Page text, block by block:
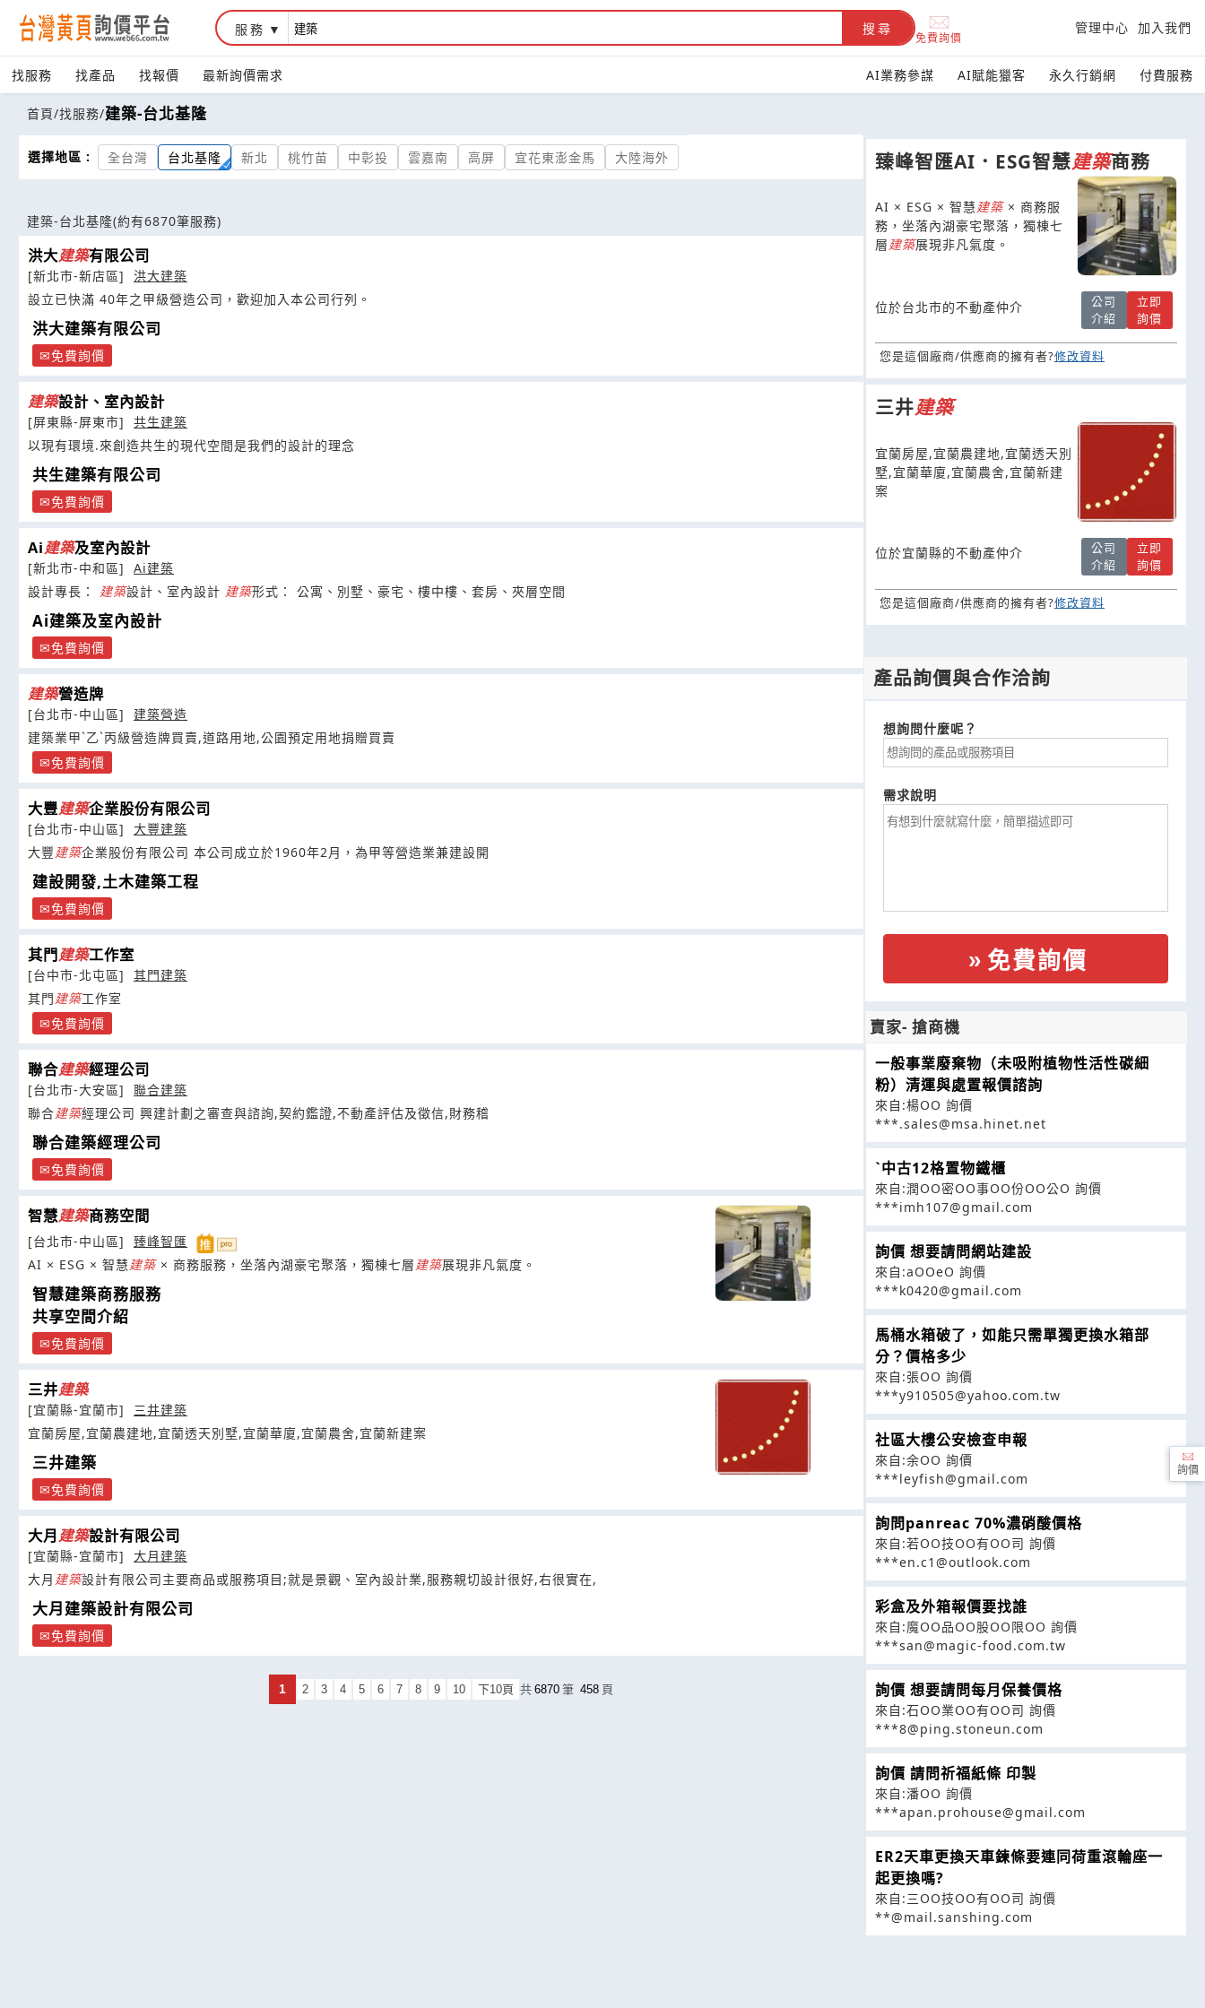
服務 搜尋
免費詢價
管理中心 加入我們
找服務 找產品 找報價 最新詢價需求 AI業務參謀 AI賦能獵客 永久行銷網 付費服務
首頁/找服務/建築-台北基隆
選擇地區 : 全台灣 台北基隆 新北 桃竹苗 中彰投 雲嘉南 高屏 宜花東澎金馬 大陸海外
建築-台北基隆(約有6870筆服務)
洪大建築有限公司
[新北市-新店區]
洪大建築
設立已快滿 40年之甲級營造公司，歡迎加入本公司行列。
洪大建築有限公司
免費詢價
建築設計、室內設計
[屏東縣-屏東市]
共生建築
以現有環境.來創造共生的現代空間是我們的設計的理念
共生建築有限公司
免費詢價
Ai建築及室內設計
[新北市-中和區]
Ai建築
設計專長： 建築設計、室內設計 建築形式： 公寓、別墅、豪宅、樓中樓、套房、夾層空間
Ai建築及室內設計
免費詢價
建築營造牌
[台北市-中山區]
建築營造
建築業甲ˋ乙ˋ丙級營造牌買賣,道路用地,公園預定用地捐贈買賣
免費詢價
大豐建築企業股份有限公司
[台北市-中山區]
大豐建築
大豐建築 企業股份有限公司 本公司成立於1960年2月，為甲等營造業兼建設開
建設開發,土木建築工程
免費詢價
其門建築工作室
[台中市-北屯區]
其門建築
其門建築工作室
免費詢價
聯合建築經理公司
[台北市-大安區]
聯合建築
聯合建築 經理公司 興建計劃之審查與諮詢,契約鑑證,不動產評估及徵信,財務稽
聯合建築經理公司
免費詢價
智慧建築商務空間
[台北市-中山區]
臻峰智匯
AI × ESG × 智慧建築× 商務服務，坐落內湖豪宅聚落，獨棟七層建築展現非凡氣度。
智慧建築商務服務
共享空間介紹
免費詢價
三井建築
[宜蘭縣-宜蘭市]
三井建築
宜蘭房屋,宜蘭農建地,宜蘭透天別墅,宜蘭華廈,宜蘭農舍,宜蘭新建案
三井建築
免費詢價
大月建築設計有限公司
[宜蘭縣-宜蘭市]
大月建築
大月 建築設計有限公司主要商品或服務項目;就是景觀、室內設計業,服務親切設計很好,右很實在,
大月建築設計有限公司
免費詢價
1 2 3 4 5 6 7 8 9 10 下10頁 共 6870 筆 458 頁
臻峰智匯AI．ESG智慧建築商務
AI × ESG × 智慧建築× 商務服
務，坐落內湖豪宅聚落，獨棟七
層建築展現非凡氣度。
位於台北市的不動產仲介
公司
介紹
立即
詢價
您是這個廠商/供應商的擁有者?修改資料
三井建築
宜蘭房屋,宜蘭農建地,宜蘭透天別
墅,宜蘭華廈,宜蘭農舍,宜蘭新建
案
位於宜蘭縣的不動產仲介
公司
介紹
立即
詢價
您是這個廠商/供應商的擁有者?修改資料
產品詢價與合作洽詢
想詢問什麼呢？
需求說明
免費詢價
賣家- 搶商機
一般事業廢棄物（未吸附植物性活性碳細
粉）清運與處置報價諮詢
來自:楊OO 詢價
***.sales@msa.hinet.net
ˋ中古12格置物鐵櫃
來自:潤OO密OO事OO份OO公O 詢價
***imh107@gmail.com
詢價 想要請問網站建設
來自:aOOeO 詢價
***k0420@gmail.com
馬桶水箱破了，如能只需單獨更換水箱部
分？價格多少
來自:張OO 詢價
***y910505@yahoo.com.tw
社區大樓公安檢查申報
來自:余OO 詢價
***leyfish@gmail.com
詢問panreac 70%濃硝酸價格
來自:若OO技OO有OO司 詢價
***en.c1@outlook.com
彩盒及外箱報價要找誰
來自:魔OO品OO股OO限OO 詢價
***san@magic-food.com.tw
詢價 想要請問每月保養價格
來自:石OO業OO有OO司 詢價
***8@ping.stoneun.com
詢價 請問祈福紙條 印製
來自:潘OO 詢價
***apan.prohouse@gmail.com
ER2天車更換天車鍊條要連同荷重滾輪座一
起更換嗎?
來自:三OO技OO有OO司 詢價
**@mail.sanshing.com
詢價